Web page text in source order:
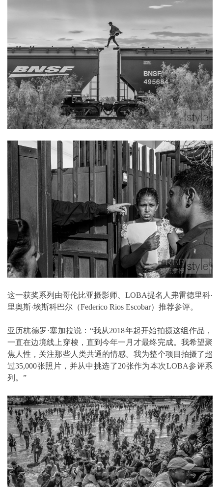
这一获奖系列由哥伦比亚摄影师、LOBA提名人弗雷德里科·
里奥斯·埃斯科巴尔（Federico Rios Escobar）推荐参评。
亚历杭德罗·塞加拉说：“我从2018年起开始拍摄这组作品，
一直在边境线上穿梭，直到今年一月才最终完成。我希望聚
焦人性，关注那些人类共通的情感。我为整个项目拍摄了超
过35,000张照片，并从中挑选了20张作为本次LOBA参评系
列。”